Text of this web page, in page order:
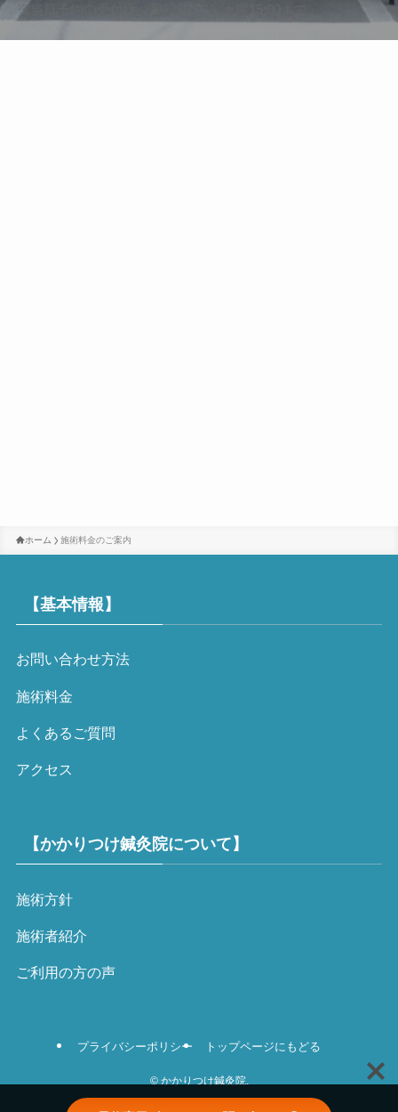
※当日予約の受付は、平日20:00・土曜15:00まで。
ホーム 施術料金のご案内
【基本情報】
お問い合わせ方法
施術料金
よくあるご質問
アクセス
【かかりつけ鍼灸院について】
施術方針
施術者紹介
ご利用の方の声
プライバシーポリシー トップページにもどる
©かかりつけ鍼灸院.